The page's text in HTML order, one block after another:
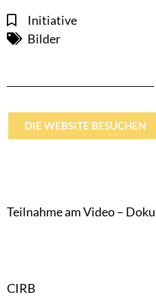
Initiative
Bilder
DIE WEBSITE BESUCHEN
Teilnahme am Video –
CIRB